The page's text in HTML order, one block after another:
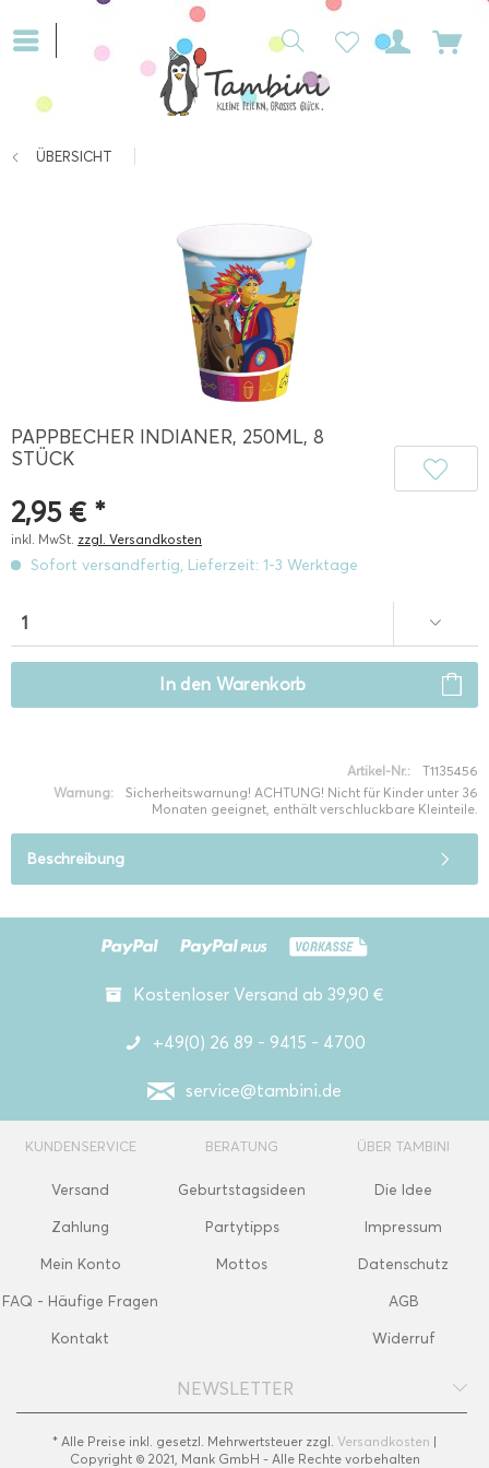
ÜBERSICHT
PAPPBECHER INDIANER, 250ML, 8
STÜCK
2,95 € *
inkl. MwSt. zzgl. Versandkosten
Sofort versandfertig, Lieferzeit: 1-3 Werktage
In den Warenkorb
Artikel-Nr.:
T1135456
Warnung:
Sicherheitswarnung! ACHTUNG! Nicht für Kinder unter 36
Monaten geeignet, enthält verschluckbare Kleinteile.
Beschreibung
Kostenloser Versand ab 39,90 €
+49(0) 26 89 - 9415 - 4700
service@tambini.de
KUNDENSERVICE
Versand
Zahlung
Mein Konto
FAQ - Häufige Fragen
Kontakt
BERATUNG
Geburtstagsideen
Partytipps
Mottos
ÜBER TAMBINI
Die Idee
Impressum
Datenschutz
AGB
Widerruf
NEWSLETTER
* Alle Preise inkl. gesetzl. Mehrwertsteuer zzgl. Versandkosten |
Copyright © 2021, Mank GmbH - Alle Rechte vorbehalten